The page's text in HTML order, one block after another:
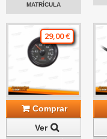
MATRÍCULA
29,00 €
Comprar
Ver